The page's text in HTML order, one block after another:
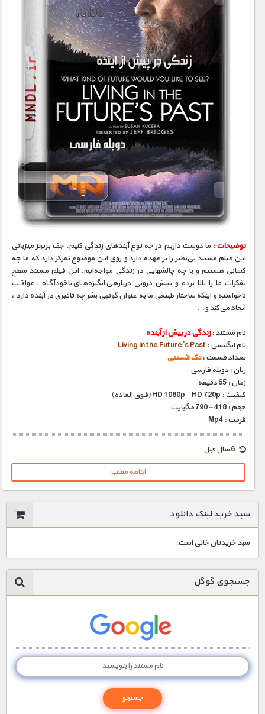
شناخت کودکان
علم و فناوری
فرهنگ / هنر
کیهان / نجوم
گردشگری
مسابقات / ورزشی
مستند های اختصاصی
توضیحات :
ما دوست داریم در چه نوع آینده‎ای زندگی کنیم. جف بریجز میزبانی
این فیلم مستند بی‌نظیر را بر عهده دارد و روی این موضوع تمرکز دارد که ما چه
کسانی هستیم و با چه چالش‎هایی در زندگی مواجه‌ایم. این فیلم مستند سطح
تفکرات ما را بالا برده و بینش درونی درباره‎ی انگیزه‌های ناخودآگاه ، عواقب
ناخواسته و اینکه ساختار طبیعی ما به عنوان گونه‎ی بشر چه تاثیری در آینده دارد ،
ایجاد می‌کند و…
نام مستند :زندگی در پیش از آینده
نام انگلیسی : Living in the Future’s Past
تعداد قسمت :تک قسمتی
زبان : دوبله فارسی
زمان : 65 دقیقه
کیفیت : HD 1080p – HD 720p (فوق العاده)
حجم : 418 – 790 مگابایت
فرمت : Mp4
ادامه مطلب
سبد خرید لینک دانلود
سبد خریدتان خالی است.
جستجوی گوگل